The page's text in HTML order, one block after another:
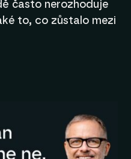
často nerozhoduje
to, co zůstalo mezi